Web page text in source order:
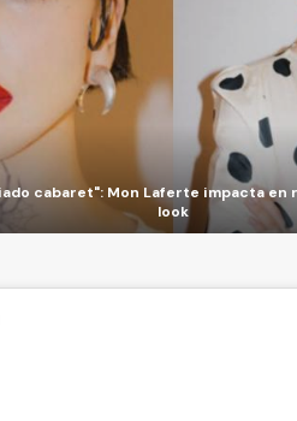
cabaret": Mon Laferte impacta
look